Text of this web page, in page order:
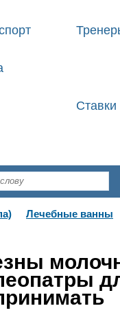
Ставки
Лечебные ванны